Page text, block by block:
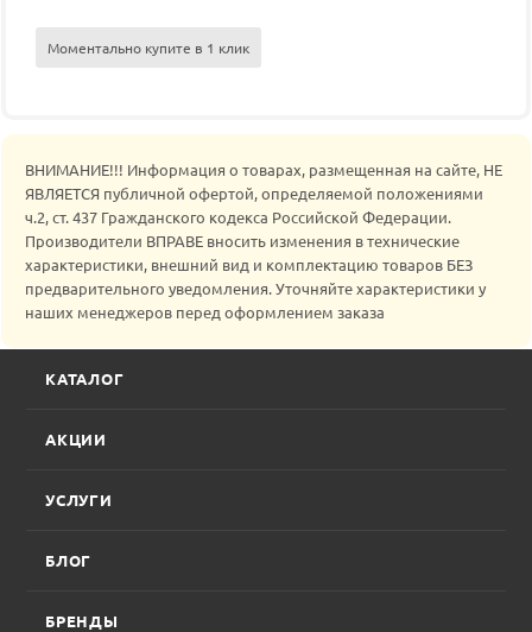
Моментально купите в 1 клик
ВНИМАНИЕ!!! Информация о товарах, размещенная на сайте, НЕ
ЯВЛЯЕТСЯ публичной офертой, определяемой положениями
ч.2, ст. 437 Гражданского кодекса Российской Федерации.
Производители ВПРАВЕ вносить изменения в технические
характеристики, внешний вид и комплектацию товаров БЕЗ
предварительного уведомления. Уточняйте характеристики у
наших менеджеров перед оформлением заказа
КАТАЛОГ
АКЦИИ
УСЛУГИ
БЛОГ
БРЕНДЫ